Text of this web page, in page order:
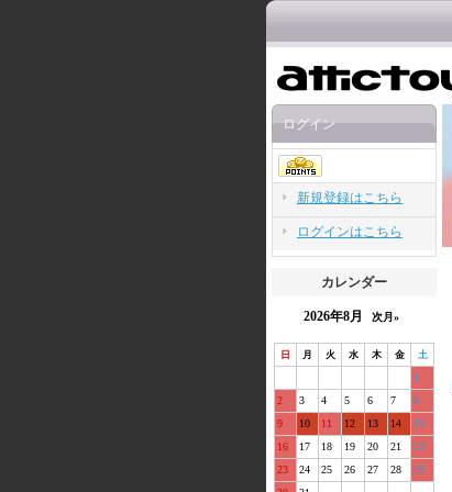
ログイン
新規登録はこちら
ログインはこちら
カレンダー
2026年8月 次月»
日 月 火 水 木 金 土
1
2
3 4 5 6 7
8
9
10 11 12 13 14
15
16
17 18 19 20 21
22
23
24 25 26 27 28
29